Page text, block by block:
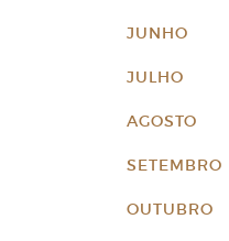
JUNHO
JULHO
AGOSTO
SETEMBRO
OUTUBRO